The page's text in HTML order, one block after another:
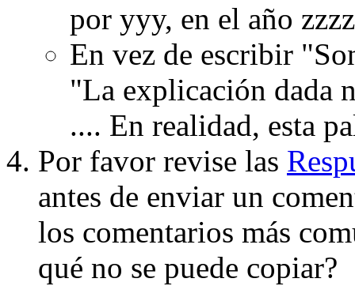
por yyy, en el año
En vez de escribir
"La explicación dada
.... En realidad, esta
Por favor revise las
antes de enviar un
los comentarios más
qué no se puede copiar?